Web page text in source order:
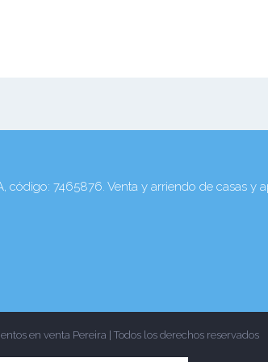
código: 7465876. Venta y arriendo de casas y
en venta Pereira | Todos los derechos reservados